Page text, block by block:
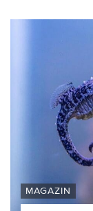
MAGAZIN